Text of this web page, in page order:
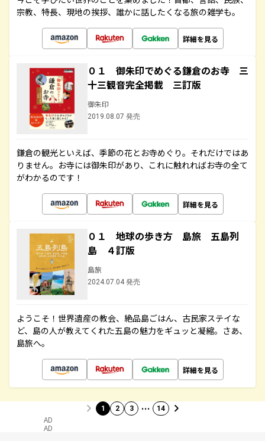
宗教、特長、現地の挨拶、誰かに話したくなる旅の雑学も。
詳細を見る
０１ 御朱印でめぐる鎌倉のお寺 三
十三観音完全掲載 三訂版
御朱印
2019.08.07 発売
鎌倉の観光といえば、季節の花とお寺めぐり。それだけではあ
りません。お寺には御朱印があり、これに触れればお寺の全て
がわかるのです！
詳細を見る
０１ 地球の歩き方 島旅 五島列
島 ４訂版
島旅
2024.07.04 発売
ようこそ！世界遺産の教会、絶品島ごはん、古民家ステイな
ど、島の人が教えてくれた五島の魅力をギュッと凝縮。さあ、
島旅へ。
詳細を見る
1 2 3 … 14
AD
AD